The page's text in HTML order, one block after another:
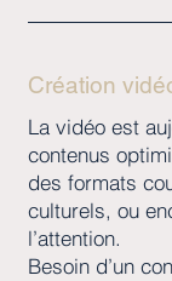
Création
La vidéo est
contenus
des formats
culturels, ou
l’attention.
Besoin d’un